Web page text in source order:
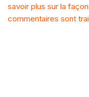
savoir plus sur la
commentaires sont